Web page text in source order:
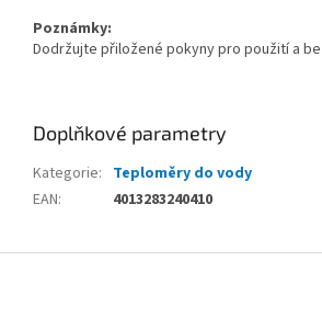
Poznámky:
Dodržujte přiložené pokyny pro použití a
Doplňkové parametry
Kategorie: Teploměry do vody
EAN: 4013283240410